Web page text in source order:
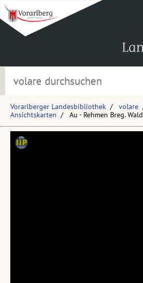
Vorarlberger Landesbibliothek volare
Ansichtskarten
Au - Rehmen Breg. Wald